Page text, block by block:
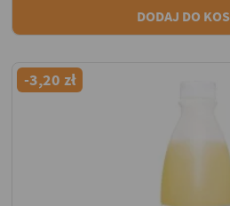
DODAJ DO
-3,20 zł